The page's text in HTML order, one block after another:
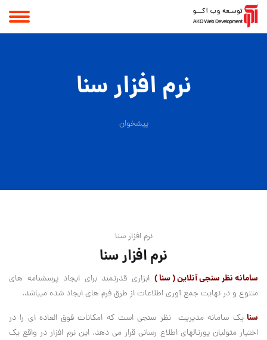
نرم افزار سنا
پیشخوان
نرم افزار سنا
نرم افزار سنا
سامانه نظر سنجی آنلاین ( سنا ) ابزاری قدرتمند برای ایجاد پرسشنامه های
متنوع و در نهایت جمع آوری اطلاعات از طرق فرم های ایجاد شده میباشد.
سنایک سامانه مدیریت نظر سنجی است که امکانات فوق العاده ای را در
اختیار متولیان پورتالهای اطلاع رسانی قرار می دهد. این نرم افزار در واقع یک